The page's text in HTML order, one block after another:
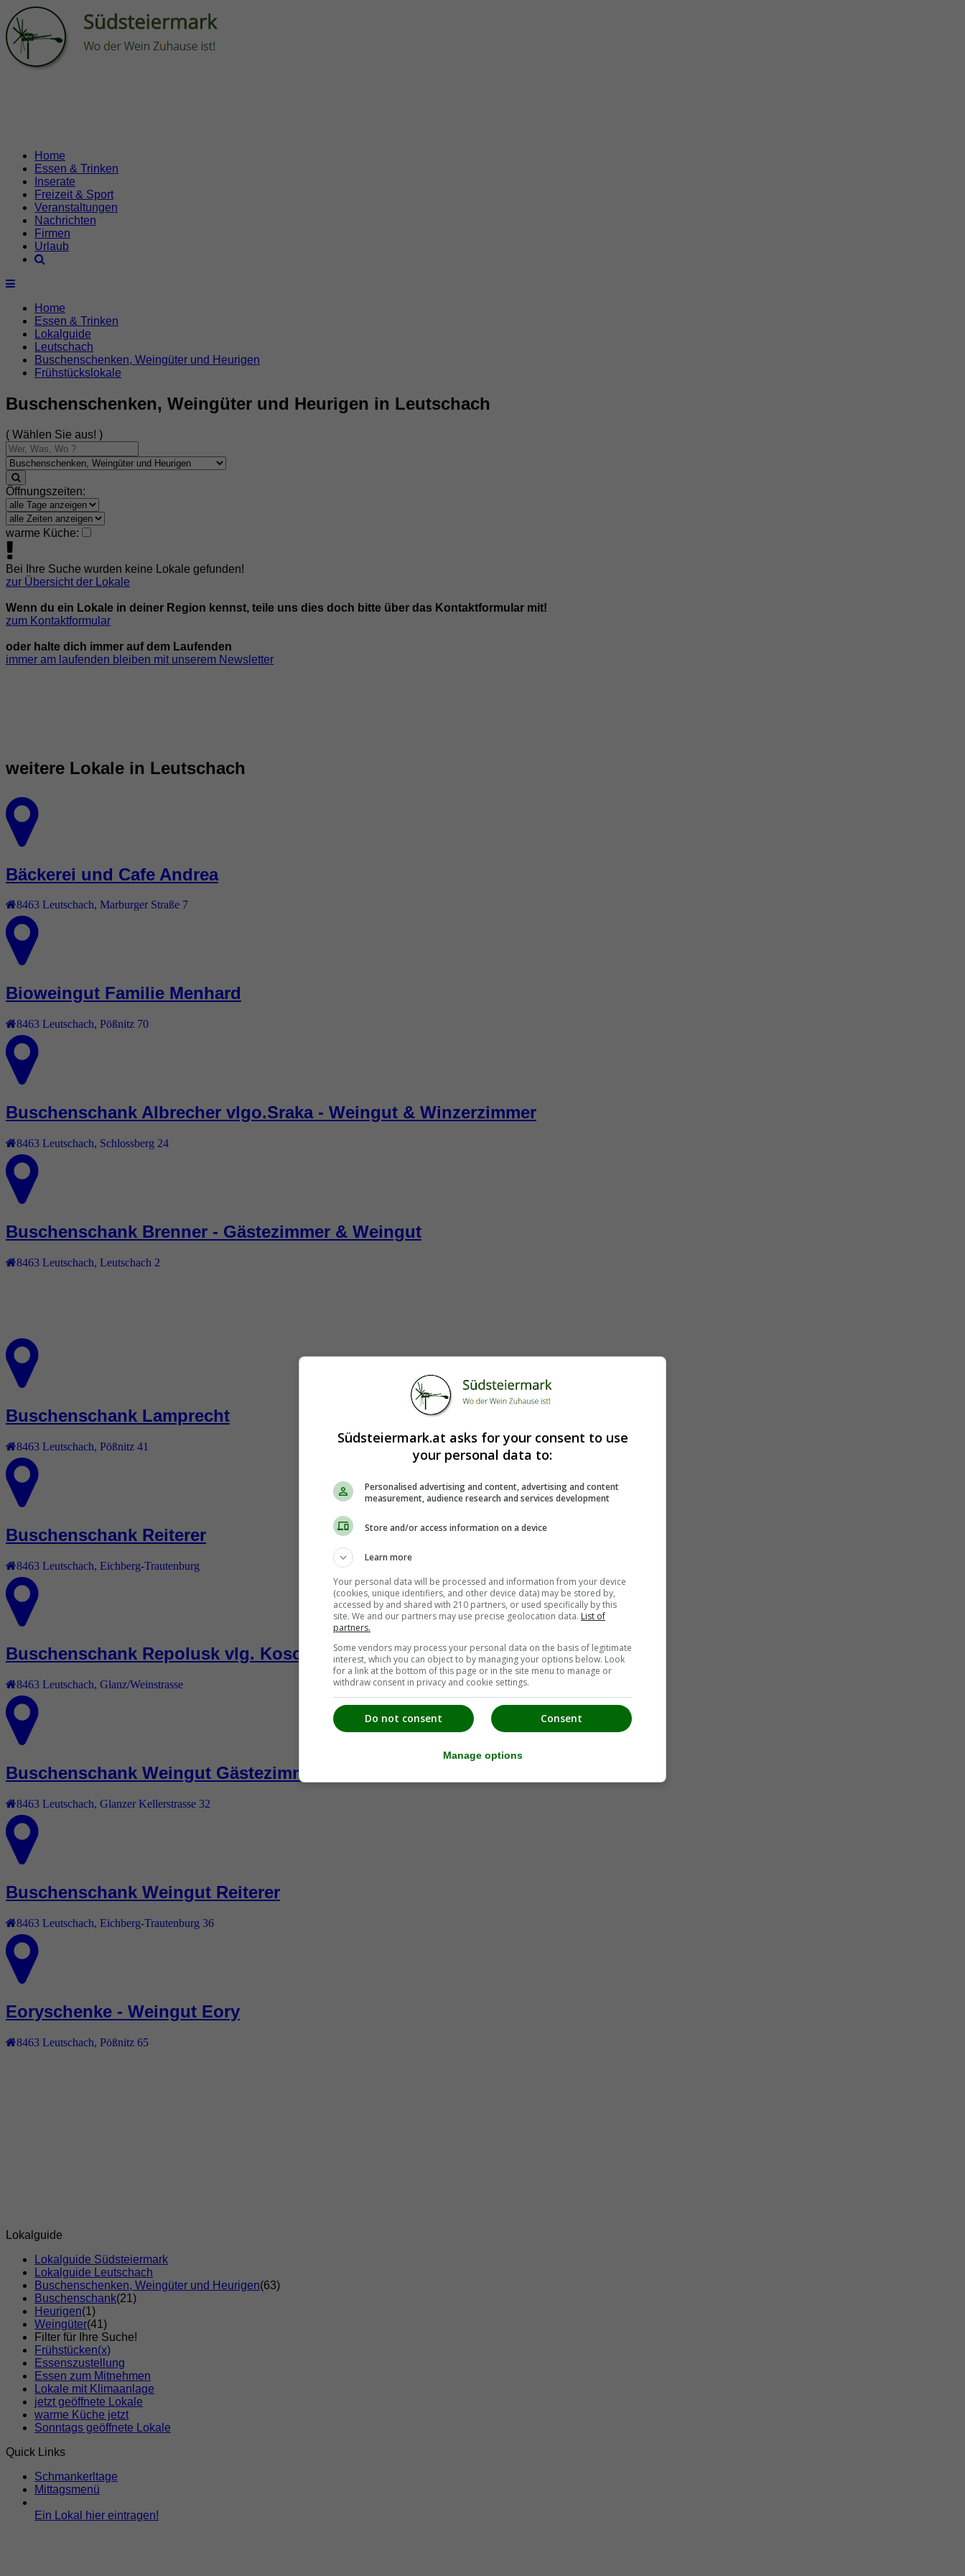
Home
Essen & Trinken
Inserate
Freizeit & Sport
Veranstaltungen
Nachrichten
Firmen
Urlaub
Home
Essen & Trinken
Lokalguide
Leutschach
Buschenschenken, Weingüter und Heurigen
Frühstückslokale
Buschenschenken, Weingüter und Heurigen in Leutschach
( Wählen Sie aus! )
Öffnungszeiten:
warme Küche:
Bei Ihre Suche wurden keine Lokale gefunden!
zur Übersicht der Lokale
Wenn du ein Lokale in deiner Region kennst, teile uns dies doch bitte über das Kontaktformular mit!
zum Kontaktformular
oder halte dich immer auf dem Laufenden
immer am laufenden bleiben mit unserem Newsletter
weitere Lokale in Leutschach
Bäckerei und Cafe Andrea
8463 Leutschach, Marburger Straße 7
Bioweingut Familie Menhard
8463 Leutschach, Pößnitz 70
Buschenschank Albrecher vlgo.Sraka - Weingut & Winzerzimmer
8463 Leutschach Schlossberg 24
Buschenschank Brenner - Gästezimmer & Weingut
8463 Leutschach Leutschach 2
Buschenschank Lamprecht
8463 Leutschach Pößnitz 41
Buschenschank Reiterer
8463 Leutschach Eichberg-Trautenburg
Buschenschank Repolusk vlg. Koschuh
8463 Leutschach, Glanz/Weinstrasse
Buschenschank Weingut Gästezimmer Puschnig
8463 Leutschach Glanzer Kellerstrasse 32
Buschenschank Weingut Reiterer
8463 Leutschach Eichberg-Trautenburg 36
Eoryschenke - Weingut Eory
8463 Leutschach Pößnitz 65
Lokalguide
Lokalguide Südsteiermark
Lokalguide Leutschach
Buschenschenken, Weingüter und Heurigen(63)
Buschenschank(21)
Heurigen(1)
Weingüter(41)
Filter für Ihre Suche!
Frühstücken(x)
Essenszustellung
Essen zum Mitnehmen
Lokale mit Klimaanlage
jetzt geöffnete Lokale
warme Küche jetzt
Sonntags geöffnete Lokale
Quick Links
Schmankerltage
Mittagsmenü
Ein Lokal hier eintragen!
Südsteiermark.at asks for your consent to use
your personal data to:
Personalised advertising and content, advertising and content
measurement, audience research and services development
Store and/or access information on a device
Learn more
Your personal data will be processed and information from your device
(cookies, unique identifiers, and other device data) may be stored by,
accessed by and shared with 210 partners, or used specifically by this
site. We and our partners may use precise geolocation data. List of
partners.
Some vendors may process your personal data on the basis of legitimate
interest, which you can object to by managing your options below. Look
for a link at the bottom of this page or in the site menu to manage or
withdraw consent in privacy and cookie settings.
Consent
Do not consent
Manage options